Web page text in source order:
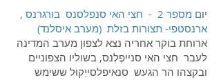
יו
ם מספר 2 - חצי האי סנפלסנס בורגרנס ,
ארנסטפי- תצורות בזלת (מערב איסלנד)
ארוחת בוקר אחריה נצא לצפון מערב המדינה
לעבר חצי האי סנייפֶלְנס, בשוליו הצפוניים
ובקצהו הר הגעש סנאיפלסייֵקוּל ששימש